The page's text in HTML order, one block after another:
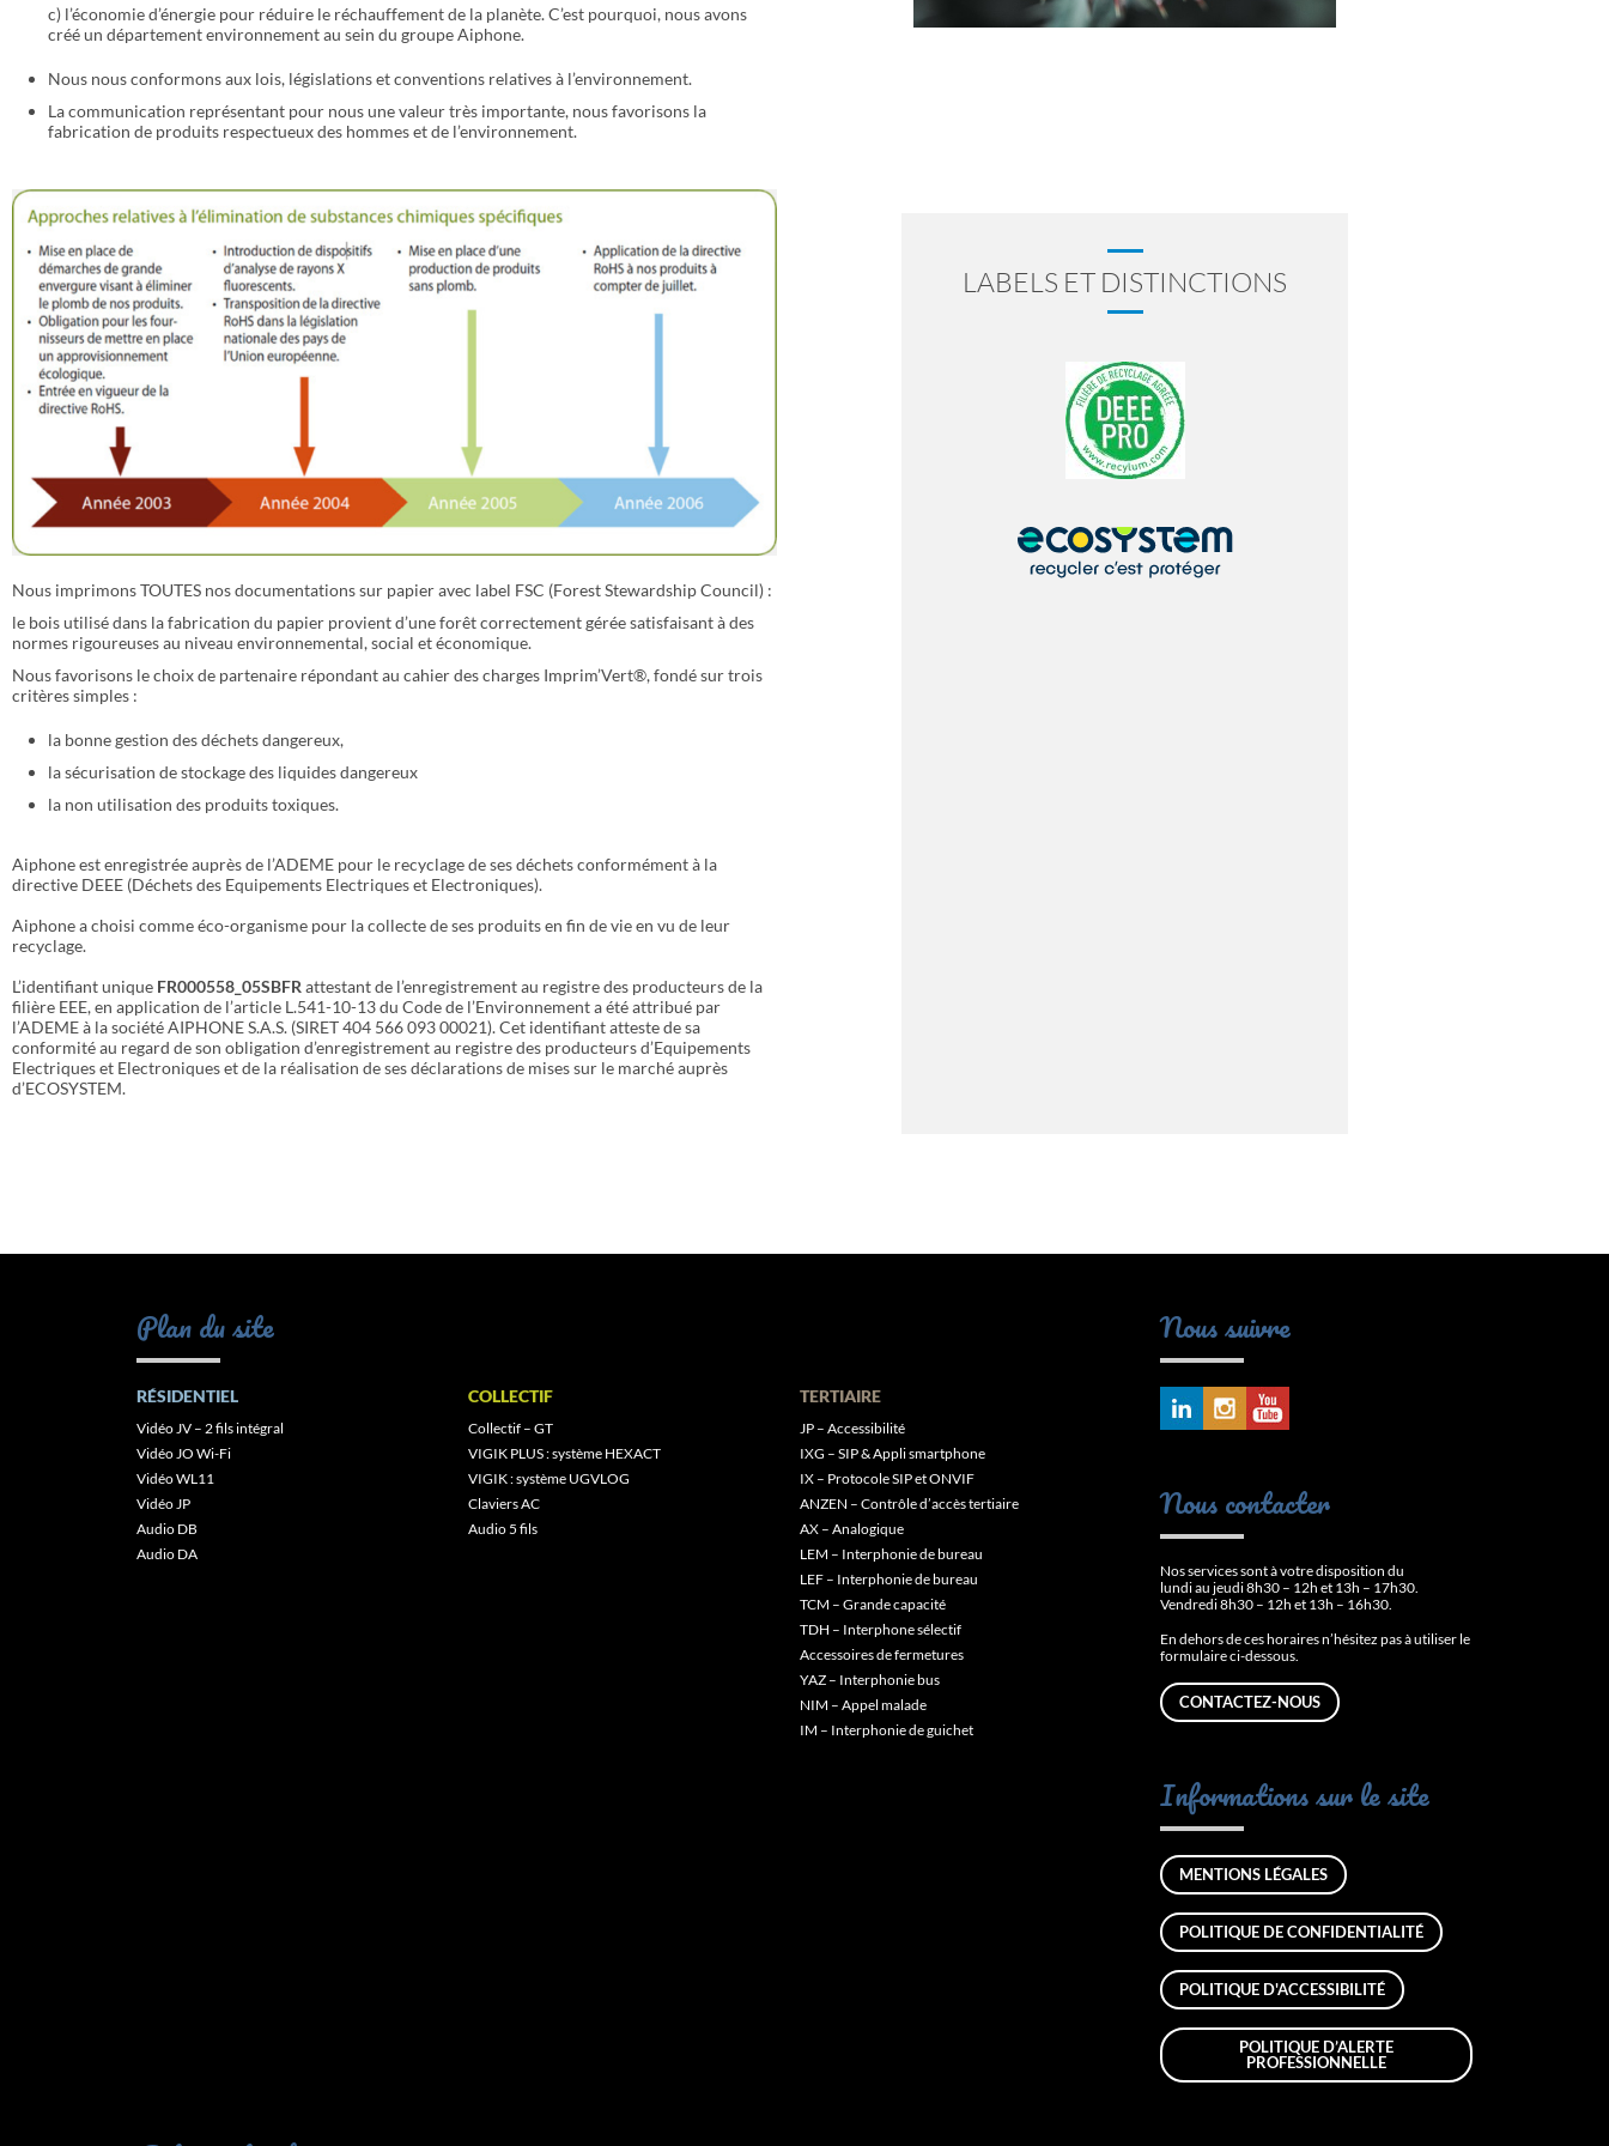
c) l’économie d’énergie pour réduire le réchauffement de la planète. C’est pourquoi, nous avons
créé un département environnement au sein du groupe Aiphone.
Nous nous conformons aux lois, législations et conventions relatives à l’environnement.
La communication représentant pour nous une valeur très importante, nous favorisons la
fabrication de produits respectueux des hommes et de l’environnement.
Nous imprimons TOUTES nos documentations sur papier avec label FSC (Forest Stewardship Council) :
le bois utilisé dans la fabrication du papier provient d’une forêt correctement gérée satisfaisant à des
normes rigoureuses au niveau environnemental, social et économique.
Nous favorisons le choix de partenaire répondant au cahier des charges Imprim’Vert®, fondé sur trois
critères simples :
la bonne gestion des déchets dangereux,
la sécurisation de stockage des liquides dangereux
la non utilisation des produits toxiques.
Aiphone est enregistrée auprès de l’ADEME pour le recyclage de ses déchets conformément à la
directive DEEE (Déchets des Equipements Electriques et Electroniques).
Aiphone a choisi comme éco-organisme pour la collecte de ses produits en fin de vie en vu de leur
recyclage.
L’identifiant unique FR000558_05SBFR attestant de l’enregistrement au registre des producteurs de la
filière EEE, en application de l’article L.541-10-13 du Code de l’Environnement a été attribué par
l’ADEME à la société AIPHONE S.A.S. (SIRET 404 566 093 00021). Cet identifiant atteste de sa
conformité au regard de son obligation d’enregistrement au registre des producteurs d’Equipements
Electriques et Electroniques et de la réalisation de ses déclarations de mises sur le marché auprès
d’ECOSYSTEM.
LABELS ET DISTINCTIONS
Plan du site
RÉSIDENTIEL
Vidéo JV – 2 fils intégral
Vidéo JO Wi-Fi
Vidéo WL11
Vidéo JP
Audio DB
Audio DA
COLLECTIF
Collectif – GT
VIGIK PLUS : système HEXACT
VIGIK : système UGVLOG
Claviers AC
Audio 5 fils
TERTIAIRE
JP – Accessibilité
IXG – SIP & Appli smartphone
IX – Protocole SIP et ONVIF
ANZEN – Contrôle d’accès tertiaire
AX – Analogique
LEM – Interphonie de bureau
LEF – Interphonie de bureau
TCM – Grande capacité
TDH – Interphone sélectif
Accessoires de fermetures
YAZ – Interphonie bus
NIM – Appel malade
IM – Interphonie de guichet
Nous suivre
Nous contacter
Nos services sont à votre disposition du
lundi au jeudi 8h30 – 12h et 13h – 17h30.
Vendredi 8h30 – 12h et 13h – 16h30.
En dehors de ces horaires n’hésitez pas à utiliser le
formulaire ci-dessous.
CONTACTEZ-NOUS
Informations sur le site
MENTIONS LÉGALES
POLITIQUE DE CONFIDENTIALITÉ
POLITIQUE D'ACCESSIBILITÉ
POLITIQUE D’ALERTE
PROFESSIONNELLE